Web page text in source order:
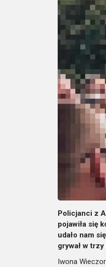
Policjanci z
pojawiła się
udało nam
grywał w
Iwona